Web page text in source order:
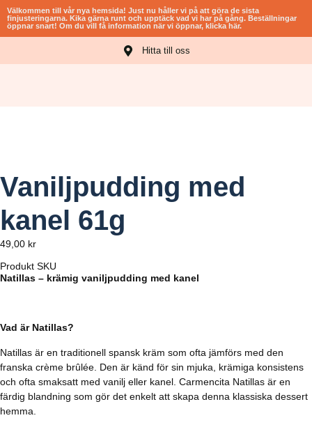
Välkommen till vår nya hemsida! Just nu håller vi på att göra de sista
finjusteringarna. Kika gärna runt och upptäck vad vi har på gång. Beställningar
öppnar snart! Om du vill få information när vi öppnar, klicka här.​
Hitta till oss
Vaniljpudding med
kanel 61g
49,00 kr
Produkt SKU
Natillas – krämig vaniljpudding med kanel
Vad är Natillas?
Natillas är en traditionell spansk kräm som ofta jämförs med den
franska crème brûlée. Den är känd för sin mjuka, krämiga konsistens
och ofta smaksatt med vanilj eller kanel. Carmencita Natillas är en
färdig blandning som gör det enkelt att skapa denna klassiska dessert
hemma.